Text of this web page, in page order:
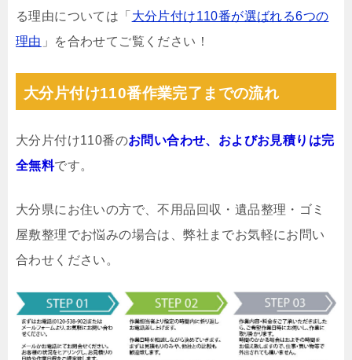
る理由については「 大分片付け110番が選ばれる6つの
理由 」を合わせてご覧ください！
大分片付け110番作業完了までの流れ
大分片付け110番のお問い合わせ、およびお見積りは完
全無料です。
大分県にお住いの方で、不用品回収・遺品整理・ゴミ
屋敷整理でお悩みの場合は、弊社までお気軽にお問い
合わせください。